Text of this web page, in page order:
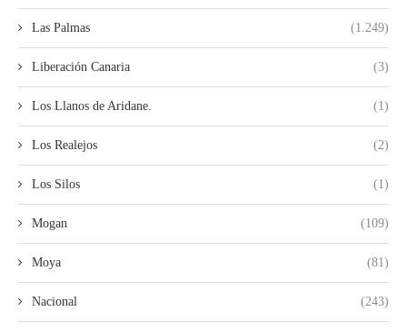
Las Palmas (1.249)
Liberación Canaria (3)
Los Llanos de Aridane. (1)
Los Realejos (2)
Los Silos (1)
Mogan (109)
Moya (81)
Nacional (243)